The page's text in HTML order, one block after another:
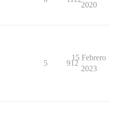
2020
5 912
15 Febrero
2023